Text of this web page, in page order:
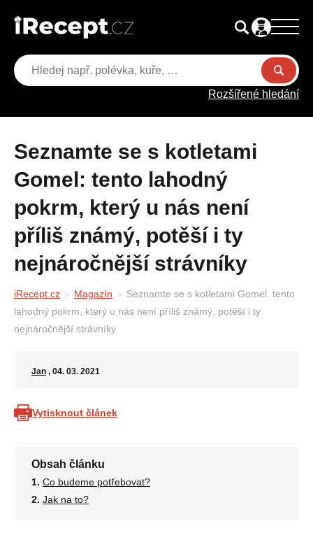
Rozšířené hledání
Seznamte se s kotletami
Gomel: tento lahodný
pokrm, který u nás není
příliš známý, potěší i ty
nejnáročnější strávníky
iRecept.cz Magazín
Seznamte se s kotletami Gomel: tento
lahodný pokrm, který u nás není příliš známý, potěší i ty
nejnáročnější strávníky
Jan , 04. 03. 2021
Vytisknout článek
Obsah článku
Co budeme potřebovat?
Jak na to?